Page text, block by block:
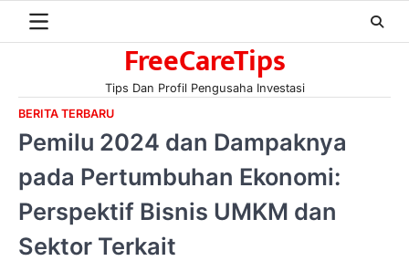
FreeCareTips
Tips Dan Profil Pengusaha Investasi
BERITA TERBARU
Pemilu 2024 dan Dampaknya
pada Pertumbuhan Ekonomi:
Perspektif Bisnis UMKM dan
Sektor Terkait